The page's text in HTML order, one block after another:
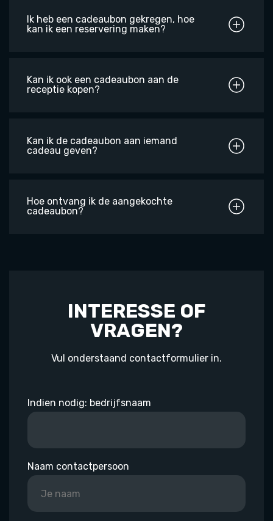
Ik heb een cadeaubon gekregen, hoe
kan ik een reservering maken?
Kan ik ook een cadeaubon aan de
receptie kopen?
Kan ik de cadeaubon aan iemand
cadeau geven?
Hoe ontvang ik de aangekochte
cadeaubon?
INTERESSE OF
VRAGEN?
Vul onderstaand contactformulier in.
Indien nodig: bedrijfsnaam
Naam contactpersoon